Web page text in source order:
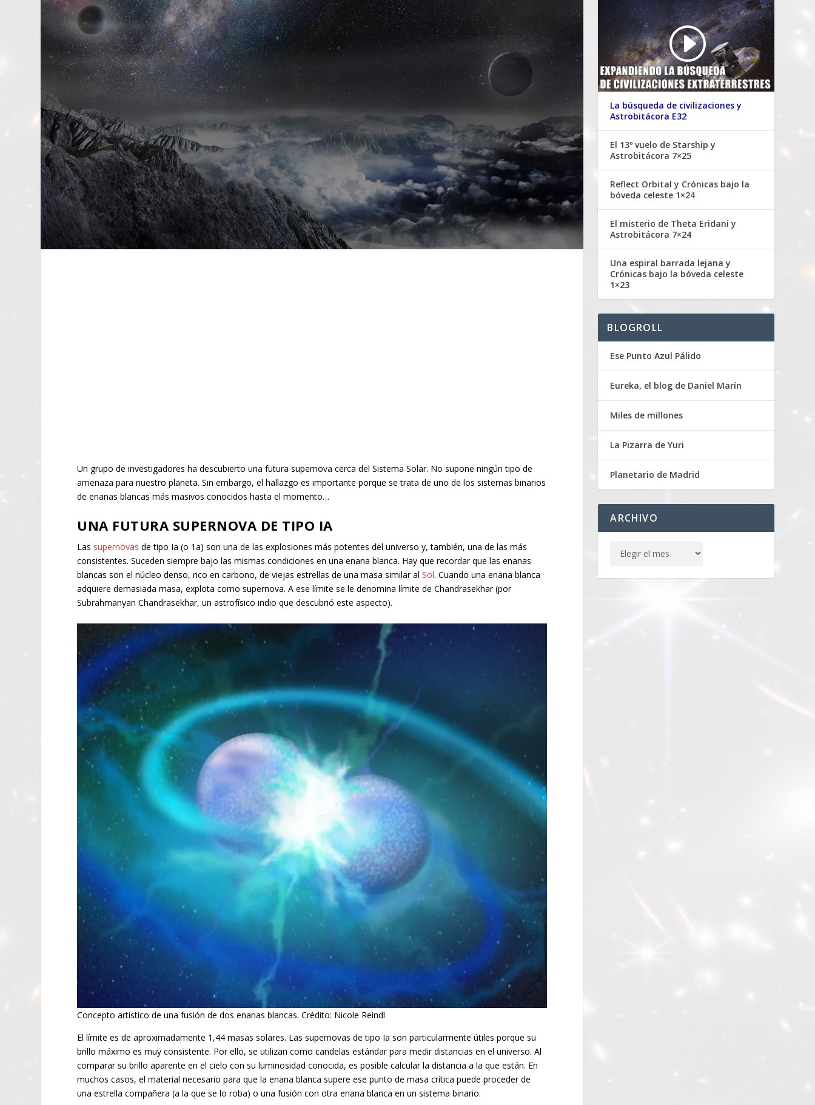
Un grupo de investigadores ha descubierto una futura supernova cerca del Sistema Solar. No supone ningún tipo de
amenaza para nuestro planeta. Sin embargo, el hallazgo es importante porque se trata de uno de los sistemas binarios
de enanas blancas más masivos conocidos hasta el momento…
UNA FUTURA SUPERNOVA DE TIPO IA
Las supernovas de tipo Ia (o 1a) son una de las explosiones más potentes del universo y, también, una de las más
consistentes. Suceden siempre bajo las mismas condiciones en una enana blanca. Hay que recordar que las enanas
blancas son el núcleo denso, rico en carbono, de viejas estrellas de una masa similar alSol. Cuando una enana blanca
adquiere demasiada masa, explota como supernova. A ese límite se le denomina límite de Chandrasekhar (por
Subrahmanyan Chandrasekhar, un astrofísico indio que descubrió este aspecto).
Concepto artístico de una fusión de dos enanas blancas. Crédito: Nicole Reindl
El límite es de aproximadamente 1,44 masas solares. Las supernovas de tipo Ia son particularmente útiles porque su
brillo máximo es muy consistente. Por ello, se utilizan como candelas estándar para medir distancias en el universo. Al
comparar su brillo aparente en el cielo con su luminosidad conocida, es posible calcular la distancia a la que están. En
muchos casos, el material necesario para que la enana blanca supere ese punto de masa crítica puede proceder de
una estrella compañera (a la que se lo roba) o una fusión con otra enana blanca en un sistema binario.
La búsqueda de civilizaciones y
Astrobitácora E32
El 13º vuelo de Starship y
Astrobitácora 7×25
Reflect Orbital y Crónicas bajo la
bóveda celeste 1×24
El misterio de Theta Eridani y
Astrobitácora 7×24
Una espiral barrada lejana y
Crónicas bajo la bóveda celeste
1×23
BLOGROLL
Ese Punto Azul Pálido
Eureka, el blog de Daniel Marín
Miles de millones
La Pizarra de Yuri
Planetario de Madrid
ARCHIVO